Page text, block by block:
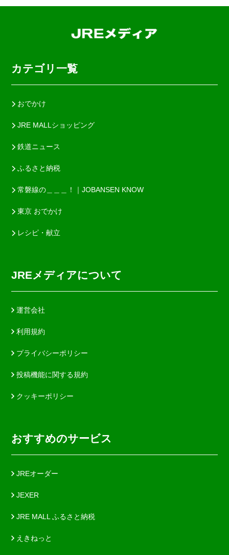
カテゴリ一覧
おでかけ
JRE MALLショッピング
鉄道ニュース
ふるさと納税
常磐線の＿＿＿！｜JOBANSEN KNOW
東京 おでかけ
レシピ・献立
JREメディアについて
運営会社
利用規約
プライバシーポリシー
投稿機能に関する規約
クッキーポリシー
おすすめのサービス
JREオーダー
JEXER
JRE MALL ふるさと納税
えきねっと